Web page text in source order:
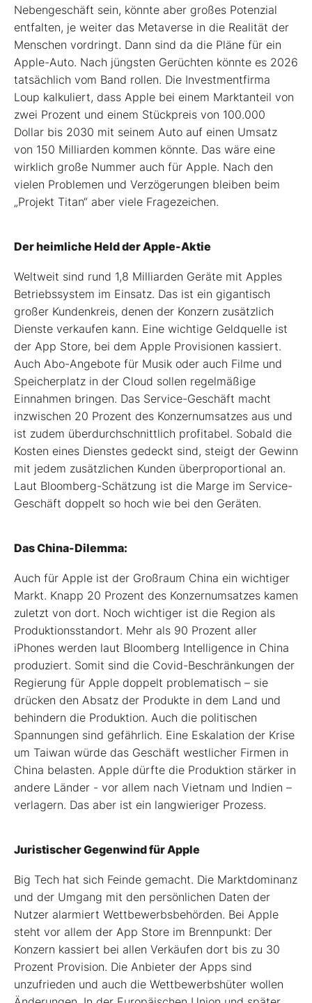
Nebengeschäft sein, könnte aber großes Potenzial
entfalten, je weiter das Metaverse in die Realität der
Menschen vordringt. Dann sind da die Pläne für ein
Apple-Auto. Nach jüngsten Gerüchten könnte es 2026
tatsächlich vom Band rollen. Die Investmentfirma
Loup kalkuliert, dass Apple bei einem Marktanteil von
zwei Prozent und einem Stückpreis von 100.000
Dollar bis 2030 mit seinem Auto auf einen Umsatz
von 150 Milliarden kommen könnte. Das wäre eine
wirklich große Nummer auch für Apple. Nach den
vielen Problemen und Verzögerungen bleiben beim
„Projekt Titan“ aber viele Fragezeichen.
Der heimliche Held der Apple-Aktie
Weltweit sind rund 1,8 Milliarden Geräte mit Apples
Betriebssystem im Einsatz. Das ist ein gigantisch
großer Kundenkreis, denen der Konzern zusätzlich
Dienste verkaufen kann. Eine wichtige Geldquelle ist
der App Store, bei dem Apple Provisionen kassiert.
Auch Abo-Angebote für Musik oder auch Filme und
Speicherplatz in der Cloud sollen regelmäßige
Einnahmen bringen. Das Service-Geschäft macht
inzwischen 20 Prozent des Konzernumsatzes aus und
ist zudem überdurchschnittlich profitabel. Sobald die
Kosten eines Dienstes gedeckt sind, steigt der Gewinn
mit jedem zusätzlichen Kunden überproportional an.
Laut Bloomberg-Schätzung ist die Marge im Service-
Geschäft doppelt so hoch wie bei den Geräten.
Das China-Dilemma:
Auch für Apple ist der Großraum China ein wichtiger
Markt. Knapp 20 Prozent des Konzernumsatzes kamen
zuletzt von dort. Noch wichtiger ist die Region als
Produktionsstandort. Mehr als 90 Prozent aller
iPhones werden laut Bloomberg Intelligence in China
produziert. Somit sind die Covid-Beschränkungen der
Regierung für Apple doppelt problematisch – sie
drücken den Absatz der Produkte in dem Land und
behindern die Produktion. Auch die politischen
Spannungen sind gefährlich. Eine Eskalation der Krise
um Taiwan würde das Geschäft westlicher Firmen in
China belasten. Apple dürfte die Produktion stärker in
andere Länder - vor allem nach Vietnam und Indien –
verlagern. Das aber ist ein langwieriger Prozess.
Juristischer Gegenwind für Apple
Big Tech hat sich Feinde gemacht. Die Marktdominanz
und der Umgang mit den persönlichen Daten der
Nutzer alarmiert Wettbewerbsbehörden. Bei Apple
steht vor allem der App Store im Brennpunkt: Der
Konzern kassiert bei allen Verkäufen dort bis zu 30
Prozent Provision. Die Anbieter der Apps sind
unzufrieden und auch die Wettbewerbshüter wollen